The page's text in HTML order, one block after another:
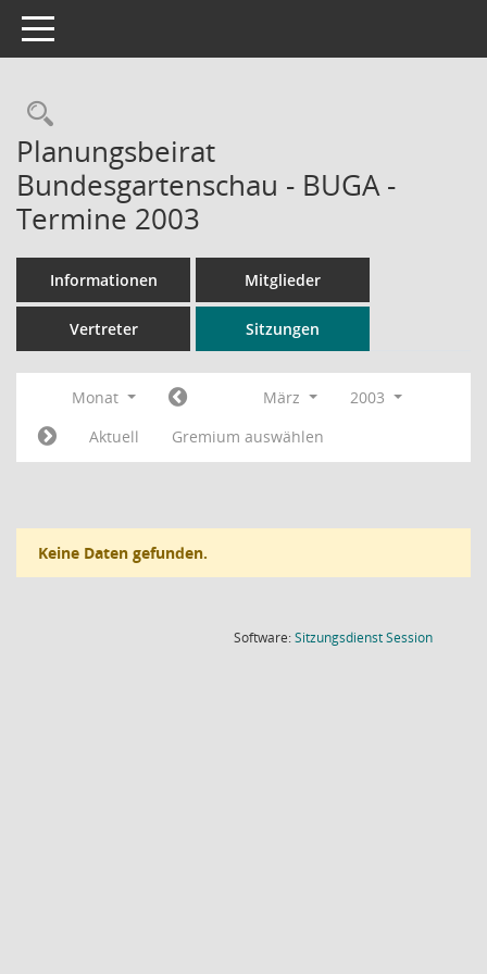
Toggle navigation
Rechercheauswahl
Planungsbeirat
Bundesgartenschau - BUGA -
Termine 2003
Informationen Mitglieder
Vertreter Sitzungen
Monat März
2003
Aktuell
Gremium auswählen
Keine Daten gefunden.
Software:SitzungsdienstSession(Wird in